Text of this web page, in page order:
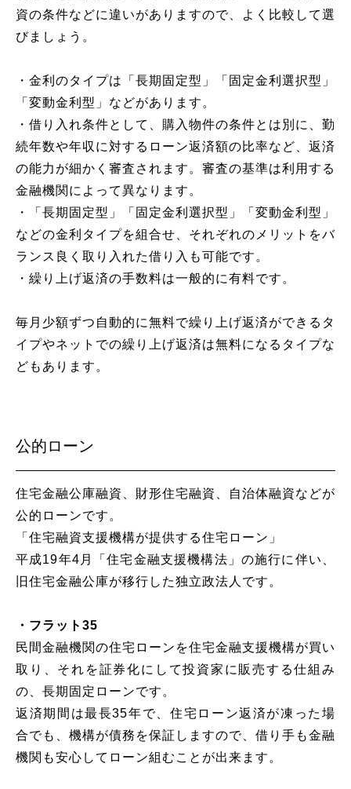
資の条件などに違いがありますので、よく比較して選
びましょう。
・金利のタイプは「長期固定型」「固定金利選択型」
「変動金利型」などがあります。
・借り入れ条件として、購入物件の条件とは別に、勤
続年数や年収に対するローン返済額の比率など、返済
の能力が細かく審査されます。審査の基準は利用する
金融機関によって異なります。
・「長期固定型」「固定金利選択型」「変動金利型」
などの金利タイプを組合せ、それぞれのメリットをバ
ランス良く取り入れた借り入も可能です。
・繰り上げ返済の手数料は一般的に有料です。
毎月少額ずつ自動的に無料で繰り上げ返済ができるタ
イプやネットでの繰り上げ返済は無料になるタイプな
どもあります。
公的ローン
住宅金融公庫融資、財形住宅融資、自治体融資などが
公的ローンです。
「住宅融資支援機構が提供する住宅ローン」
平成19年4月「住宅金融支援機構法」の施行に伴い、
旧住宅金融公庫が移行した独立政法人です。
・フラット35
民間金融機関の住宅ローンを住宅金融支援機構が買い
取り、それを証券化にして投資家に販売する仕組み
の、長期固定ローンです。
返済期間は最長35年で、住宅ローン返済が凍った場
合でも、機構が債務を保証しますので、借り手も金融
機関も安心してローン組むことが出来ます。